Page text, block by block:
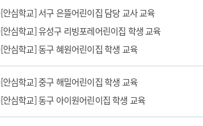
[안심학교] 서구 은뜰어린이집 담당 교사 교육
[안심학교] 유성구 리빙포레어린이집 학생 교육
[안심학교] 동구 혜원어린이집 학생 교육
[안심학교] 중구 해밀어린이집 학생 교육
[안심학교] 동구 아이원어린이집 학생 교육